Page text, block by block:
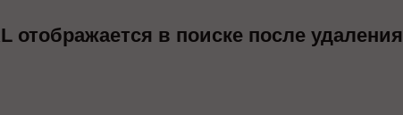
отображается в поиске после удаления